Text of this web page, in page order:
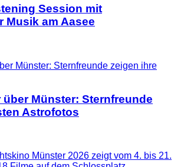
Session mit
Musik am Aasee
Münster: Sternfreunde
Astrofotos